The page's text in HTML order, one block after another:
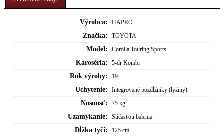
Výrobca: HAPRO
Značka: TOYOTA
Model: Corolla Touring Sports
Karoséria: 5-dr Kombi
Rok výroby: 19-
Uchytenie: Integrované pozdĺžniky (lyžiny)
Nosnosť: 75 kg
Uzamykanie: Súčasťou balenia
Dĺžka tyčí: 125 cm